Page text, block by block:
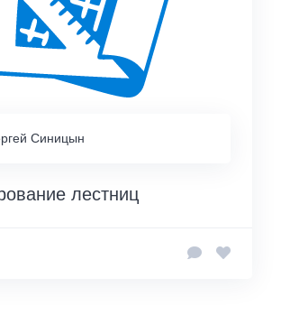
Синицын
лестниц